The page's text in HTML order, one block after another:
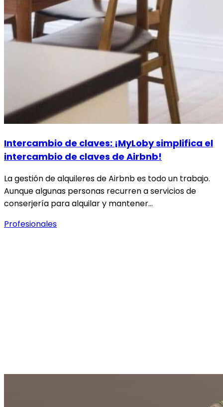
Intercambio de claves: ¡MyLoby simplifica el
intercambio de claves de Airbnb!
La gestión de alquileres de Airbnb es todo un trabajo.
Aunque algunas personas recurren a servicios de
conserjería para alquilar y mantener…
Profesionales